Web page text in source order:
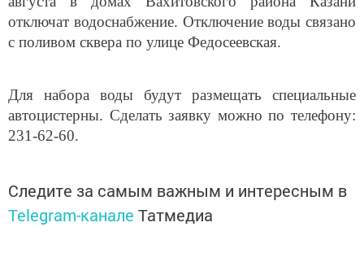
отключат водоснабжение. Отключение воды связано
с поливом сквера по улице Федосеевская.
Для набора воды будут размещать специальные
автоцистерны. Сделать заявку можно по телефону:
231-62-60.
Следите за самым важным и интересным в
Telegram-канале Татмедиа